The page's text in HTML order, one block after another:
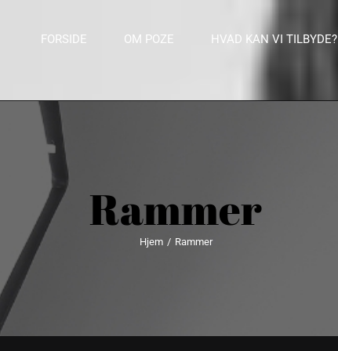
FORSIDE OM POZE HVAD KAN VI TILBYDE?
Rammer
Hjem / Rammer